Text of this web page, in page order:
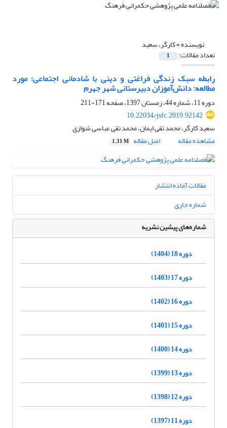
نویسنده =کارگر، سعید
تعداد مقالات: 1
رابطه سبک زندگی فراغتی و دینی با شادمانی اجتماعی؛ مورد
مطالعه: دانش‌آموزان دبیرستانی شهر جهرم
دوره 11، شماره 44، زمستان 1397، صفحه
171-211
10.22034/jsfc.2019.92142
سعید کارگر، محمد تقی ایمان، محمد تقی عباسی شوازی
مشاهده مقاله
اصل مقاله 1.31 M
مقالات آماده انتشار
شماره جاری
شماره‌های پیشین نشریه
دوره 18 (1404)
دوره 17 (1403)
دوره 16 (1402)
دوره 15 (1401)
دوره 14 (1400)
دوره 13 (1399)
دوره 12 (1398)
دوره 11 (1397)